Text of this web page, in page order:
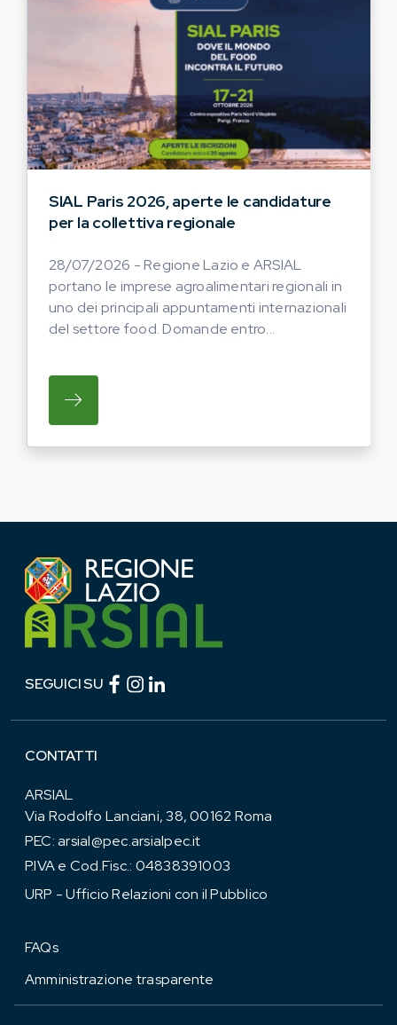
SIAL Paris 2026, aperte le candidature
per la collettiva regionale
28/07/2026 - Regione Lazio e ARSIAL
portano le imprese agroalimentari regionali in
uno dei principali appuntamenti internazionali
del settore food. Domande entro...
SU REGIONE LAZIO E ARSIAL PORTANO
SEGUICI SU Facebook (link esterno)
Instagram (link esterno)
CONTATTI
ARSIAL
Via Rodolfo Lanciani, 38, 00162 Roma
PEC:arsial@pec.arsialpec.it
P.IVA e Cod.Fisc.: 04838391003
URP - Ufficio Relazioni con il Pubblico
FAQs
Amministrazione trasparente